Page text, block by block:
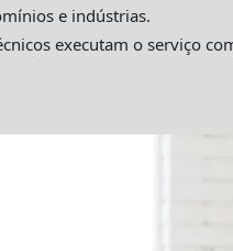
e indústrias.
executam o serviço